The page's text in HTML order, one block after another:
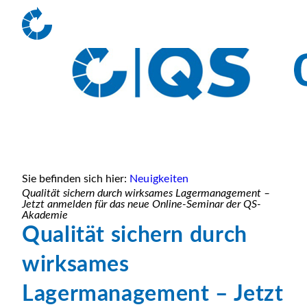
Sie befinden sich hier: Neuigkeiten
Qualität sichern durch wirksames Lagermanagement –
Jetzt anmelden für das neue Online-Seminar der QS-
Akademie
Qualität sichern durch
wirksames
Lagermanagement – Jetzt